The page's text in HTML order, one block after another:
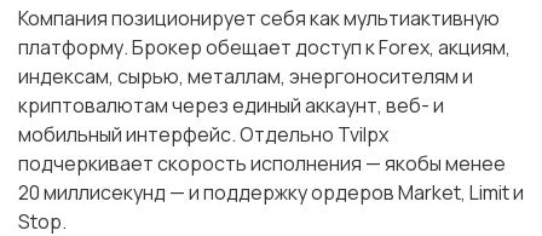
Компания позиционирует себя как мультиактивную
платформу. Брокер обещает доступ к Forex, акциям,
индексам, сырью, металлам, энергоносителям и
криптовалютам через единый аккаунт, веб- и
мобильный интерфейс. Отдельно Tvilpx
подчеркивает скорость исполнения — якобы менее
20 миллисекунд — и поддержку ордеров Market, Limit и
Stop.